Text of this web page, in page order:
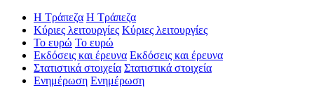
Η Τράπεζα Η Τράπεζα
Κύριες λειτουργίες Κύριες λειτουργίες
Το ευρώ Το ευρώ
Εκδόσεις και έρευνα Εκδόσεις και έρευνα
Στατιστικά στοιχεία Στατιστικά στοιχεία
Ενημέρωση Ενημέρωση